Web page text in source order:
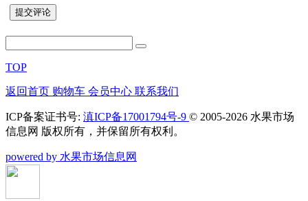
2017-07-27
商品重量：
确定 -
TOP
返回首页 购物车 会员中心 联系我们
ICP备案证书号: 滇ICP备17001794号-9 © 2005-2026 水果市场
信息网 版权所有，并保留所有权利。
powered by 水果市场信息网